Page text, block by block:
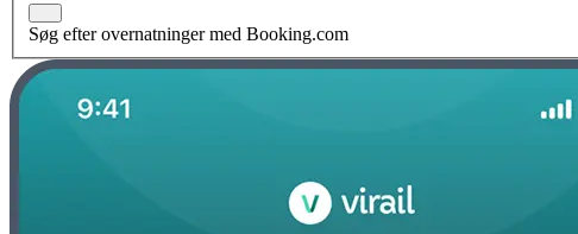
Søg efter overnatninger med Booking.com